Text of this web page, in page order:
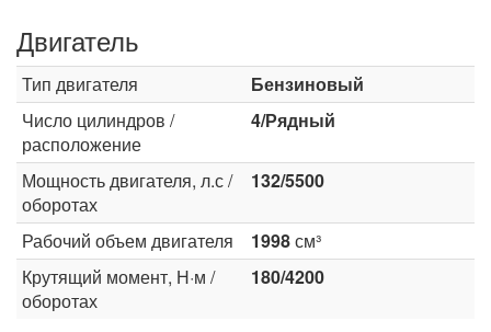
Двигатель
Тип двигателя
Бензиновый
Число цилиндров /
расположение
4/Рядный
Мощность двигателя, л.с /
оборотах
132/5500
Рабочий объем двигателя 1998см³
Крутящий момент, Н·м /
оборотах
180/4200